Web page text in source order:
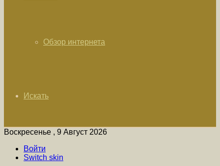
Обзор интернета
Искать
Воскресенье , 9 Август 2026
Войти
Switch skin